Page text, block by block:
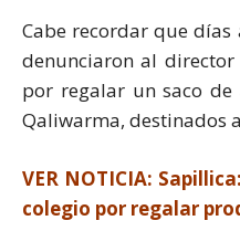
Cabe recordar que días
denunciaron al
por regalar un saco
Qaliwarma, destinados
VER NOTICIA:
colegio por regalar